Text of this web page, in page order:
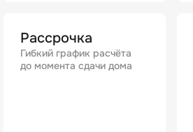
Рассрочка
Гибкий график расчёта
до момента сдачи дома